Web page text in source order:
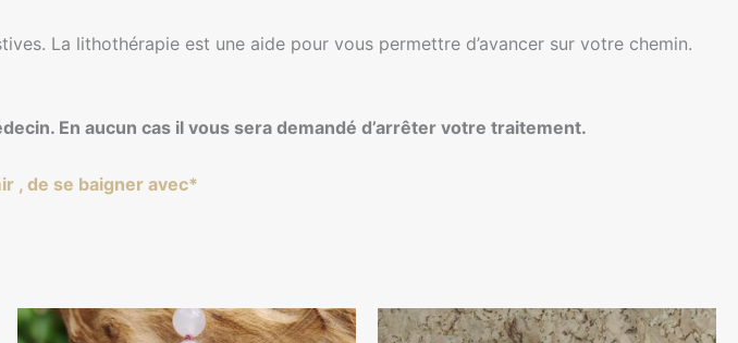
La lithothérapie est une aide pour vous permettre d’avancer sur votre chemin.
En aucun cas il vous sera demandé d’arrêter votre traitement.
, de se baigner avec*